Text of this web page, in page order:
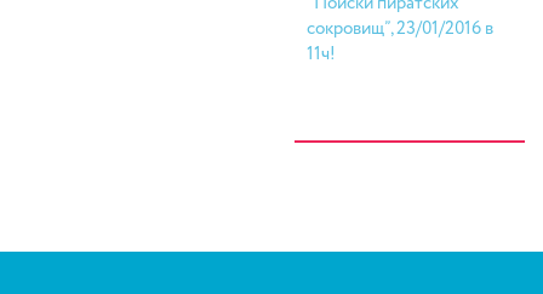
сокровищ”, 23/01/2016 в
11ч!